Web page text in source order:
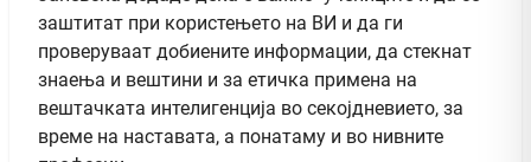
заштитат при користењето на ВИ и да ги
проверуваат добиените информации, да стекнат
знаења и вештини и за етичка примена на
вештачката интелигенција во секојдневието, за
време на наставата, а понатаму и во нивните